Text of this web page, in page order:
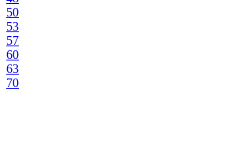
50
53
57
60
63
70